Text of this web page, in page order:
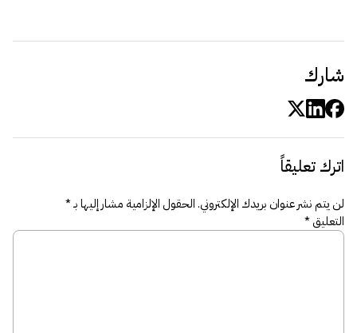
شارك
اترك تعليقاً
لن يتم نشر عنوان بريدك الإلكتروني.الحقول الإلزامية مشار إليها بـ*
التعليق*